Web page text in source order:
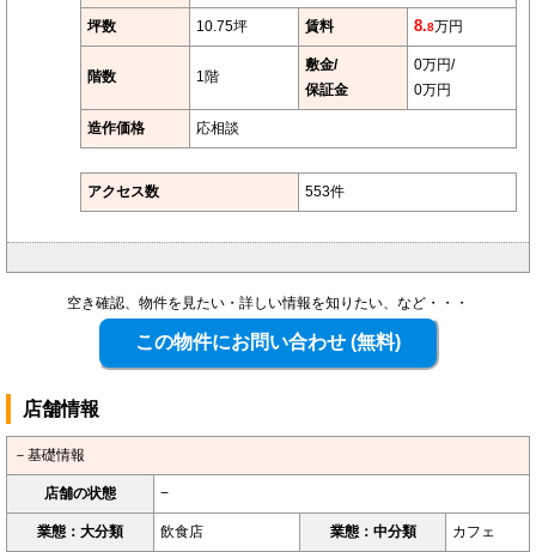
坪数 10.75坪 賃料 8.8万円
階数 1階
敷金/
保証金
0万円/
0万円
造作価格 応相談
アクセス数 553件
空き確認、物件を見たい・詳しい情報を知りたい、など・・・
店舗情報
－基礎情報
店舗の状態 −
業態：大分類 飲食店 業態：中分類 カフェ